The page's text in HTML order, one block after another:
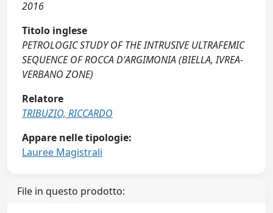
2016
Titolo inglese
PETROLOGIC STUDY OF THE INTRUSIVE ULTRAFEMIC
SEQUENCE OF ROCCA D'ARGIMONIA (BIELLA, IVREA-
VERBANO ZONE)
Relatore
TRIBUZIO, RICCARDO
Appare nelle tipologie:
Lauree Magistrali
File in questo prodotto: